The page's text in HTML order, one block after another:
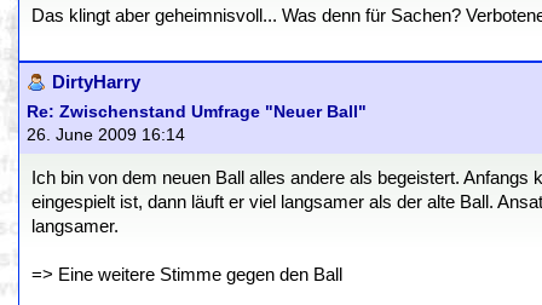
Das klingt aber geheimnisvoll... Was denn für Sachen?
DirtyHarry
Re: Zwischenstand Umfrage "Neuer Ball"
26. June 2009 16:14
Ich bin von dem neuen Ball alles andere als begeistert.
eingespielt ist, dann läuft er viel langsamer als der alte Ball.
langsamer.
=> Eine weitere Stimme gegen den Ball